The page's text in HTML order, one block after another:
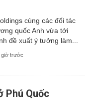
cùng các đối tác
quốc Anh vừa tới
đề xuất ý tưởng làm...
trước
Phú Quốc